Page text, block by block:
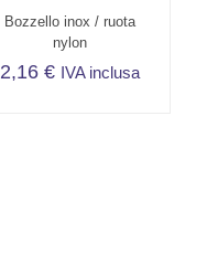
Bozzello inox / ruota
nylon
2,16 € IVA inclusa